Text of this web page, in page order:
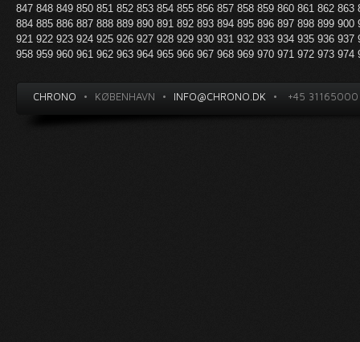
847 848 849 850 851 852 853 854 855 856 857 858 859 860 861 862 863
884 885 886 887 888 889 890 891 892 893 894 895 896 897 898 899 900
921 922 923 924 925 926 927 928 929 930 931 932 933 934 935 936 937
958 959 960 961 962 963 964 965 966 967 968 969 970 971 972 973 974
CHRONO • KØBENHAVN • INFO@CHRONO.DK • +45 31165000